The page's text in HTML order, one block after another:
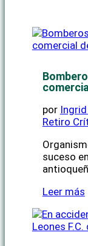
por
Retiro
suceso
Leer más